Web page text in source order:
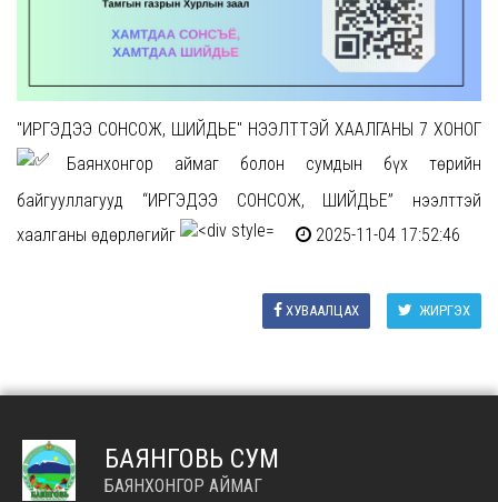
"ИРГЭДЭЭ СОНСОЖ, ШИЙДЬЕ" НЭЭЛТТЭЙ ХААЛГАНЫ 7 ХОНОГ
Баянхонгор аймаг болон сумдын бүх төрийн
байгууллагууд “ИРГЭДЭЭ СОНСОЖ, ШИЙДЬЕ” нээлттэй
хаалганы өдөрлөгийг
2025-11-04 17:52:46
ЖИРГЭХ
ХУВААЛЦАХ
БАЯНГОВЬ СУМ
БАЯНХОНГОР АЙМАГ